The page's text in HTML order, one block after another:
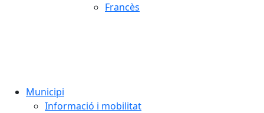
Francès
Municipi
Informació i mobilitat